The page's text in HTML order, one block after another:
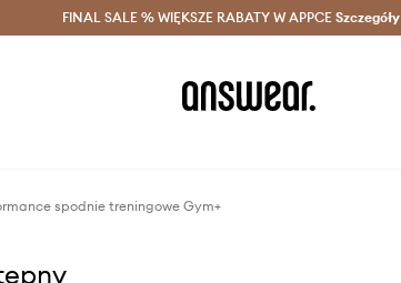
Oszczędzaj z Answear Club > Dostawa nawet w 24h >
FINAL SALE % WIĘKSZE RABATY W APPCE Szczegóły
spodnie treningowe Gym+